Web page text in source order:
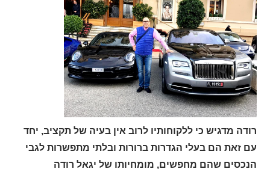
רודה מדגיש כי ללקוחותיו לרוב אין בעיה של תקציב, יחד
עם זאת הם בעלי הגדרות ברורות ובלתי מתפשרות לגבי
הנכסים שהם מחפשים, מומחיותו של יגאל רודה